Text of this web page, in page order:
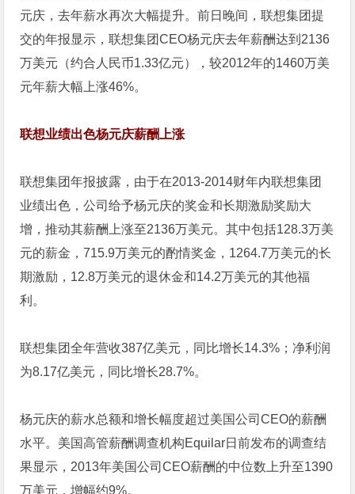
元庆，去年薪水再次大幅提升。前日晚间，联想集团提
交的年报显示，联想集团CEO杨元庆去年薪酬达到2136
万美元（约合人民币1.33亿元），较2012年的1460万美
元年薪大幅上涨46%。
联想业绩出色杨元庆薪酬上涨
联想集团年报披露，由于在2013-2014财年内联想集团
业绩出色，公司给予杨元庆的奖金和长期激励奖励大
增，推动其薪酬上涨至2136万美元。其中包括128.3万美
元的薪金，715.9万美元的酌情奖金，1264.7万美元的长
期激励，12.8万美元的退休金和14.2万美元的其他福
利。
联想集团全年营收387亿美元，同比增长14.3%；净利润
为8.17亿美元，同比增长28.7%。
杨元庆的薪水总额和增长幅度超过美国公司CEO的薪酬
水平。美国高管薪酬调查机构Equilar日前发布的调查结
果显示，2013年美国公司CEO薪酬的中位数上升至1390
万美元，增幅约9%。